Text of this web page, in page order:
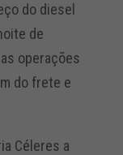
do diesel
de
operações
do frete e
Céleres a